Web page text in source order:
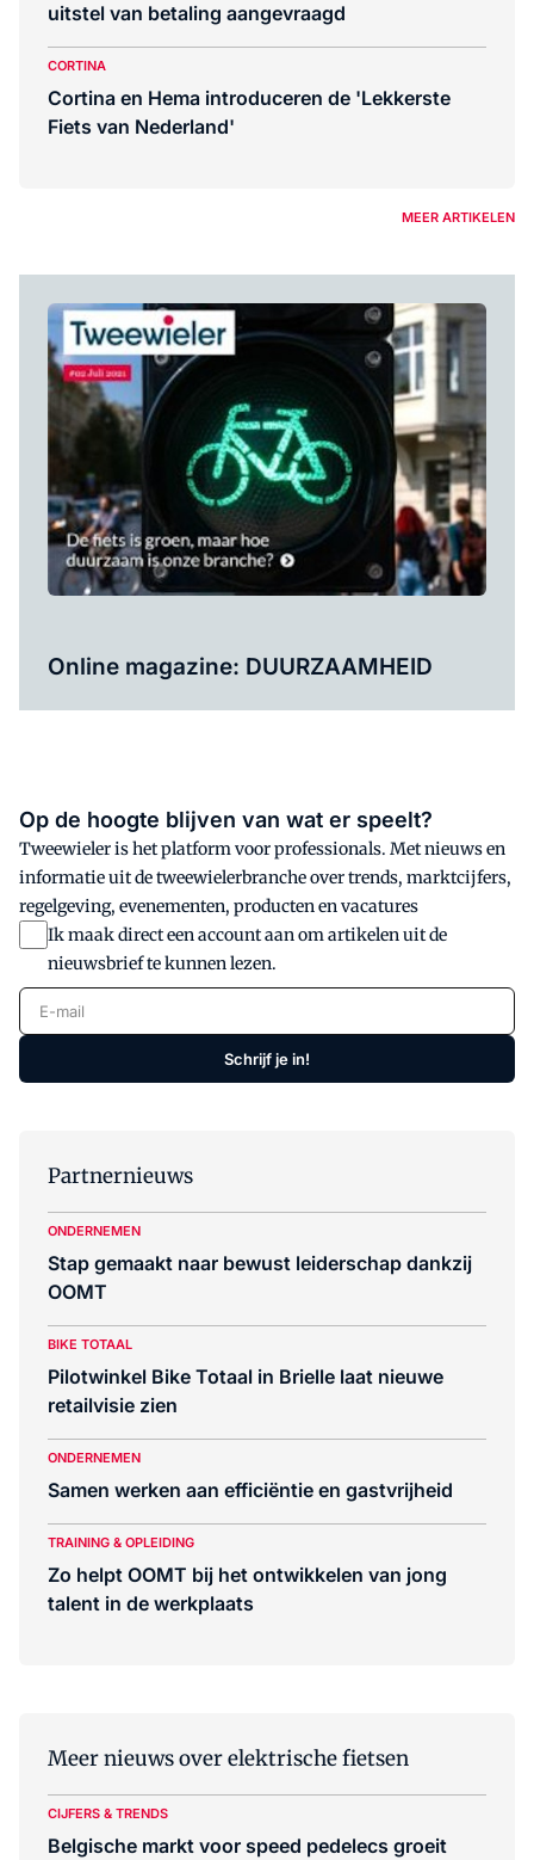
uitstel van betaling aangevraagd
CORTINA
Cortina en Hema introduceren de 'Lekkerste
Fiets van Nederland'
MEER ARTIKELEN
Online magazine: DUURZAAMHEID
Op de hoogte blijven van wat er speelt?
Tweewieler is het platform voor professionals. Met nieuws en
informatie uit de tweewielerbranche over trends, marktcijfers,
regelgeving, evenementen, producten en vacatures
Ik maak direct een account aan om artikelen uit de
nieuwsbrief te kunnen lezen.
E-mail
Schrijf je in!
Partnernieuws
ONDERNEMEN
Stap gemaakt naar bewust leiderschap dankzij
OOMT
BIKE TOTAAL
Pilotwinkel Bike Totaal in Brielle laat nieuwe
retailvisie zien
ONDERNEMEN
Samen werken aan efficiëntie en gastvrijheid
TRAINING & OPLEIDING
Zo helpt OOMT bij het ontwikkelen van jong
talent in de werkplaats
Meer nieuws over elektrische fietsen
CIJFERS & TRENDS
Belgische markt voor speed pedelecs groeit